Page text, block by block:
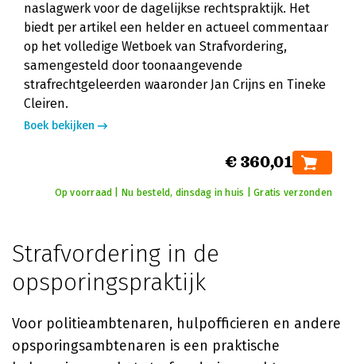
naslagwerk voor de dagelijkse rechtspraktijk. Het
biedt per artikel een helder en actueel commentaar
op het volledige Wetboek van Strafvordering,
samengesteld door toonaangevende
strafrechtgeleerden waaronder Jan Crijns en Tineke
Cleiren.
Boek bekijken
€ 360,01
Op voorraad | Nu besteld, dinsdag in huis | Gratis verzonden
Strafvordering in de
opsporingspraktijk
Voor politieambtenaren, hulpofficieren en andere
opsporingsambtenaren is een praktische